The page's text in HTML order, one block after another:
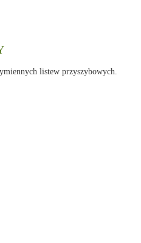
listew przyszybowych.